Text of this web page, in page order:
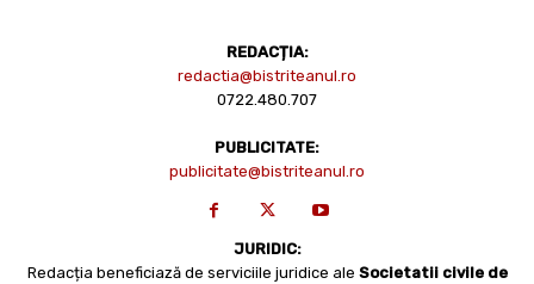
REDACȚIA:
redactia@bistriteanul.ro
0722.480.707
PUBLICITATE:
publicitate@bistriteanul.ro
JURIDIC:
Redacția beneficiază de serviciile juridice ale Societatii civile de